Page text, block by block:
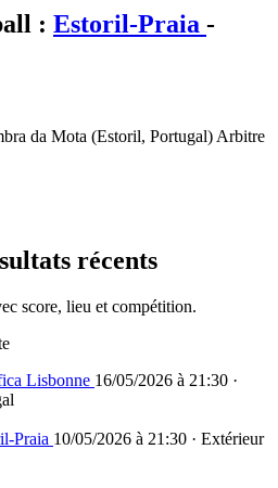
: Estoril-Praia -
da Mota (Estoril, Portugal) Arbitre
récents
score, lieu et compétition.
Lisbonne 16/05/2026 à 21:30 ·
Praia 10/05/2026 à 21:30 · Extérieur